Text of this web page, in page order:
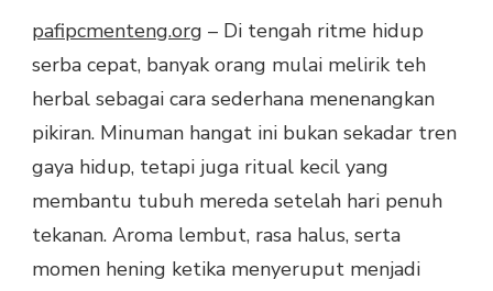
pafipcmenteng.org – Di tengah ritme hidup
serba cepat, banyak orang mulai melirik teh
herbal sebagai cara sederhana menenangkan
pikiran. Minuman hangat ini bukan sekadar tren
gaya hidup, tetapi juga ritual kecil yang
membantu tubuh mereda setelah hari penuh
tekanan. Aroma lembut, rasa halus, serta
momen hening ketika menyeruput menjadi